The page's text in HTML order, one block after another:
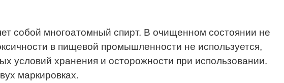
собой многоатомный спирт. В очищенном состоянии не
в пищевой промышленности не используется,
условий хранения и осторожности при использовании.
маркировках.